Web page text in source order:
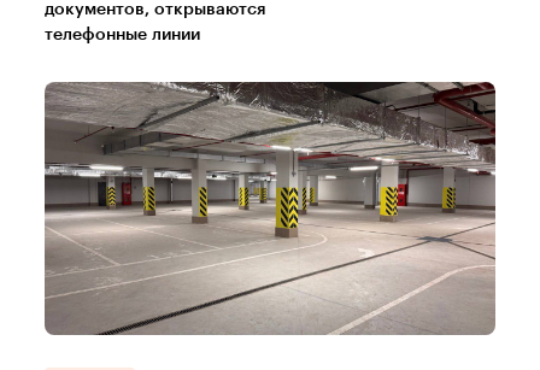
документов, открываются
телефонные линии